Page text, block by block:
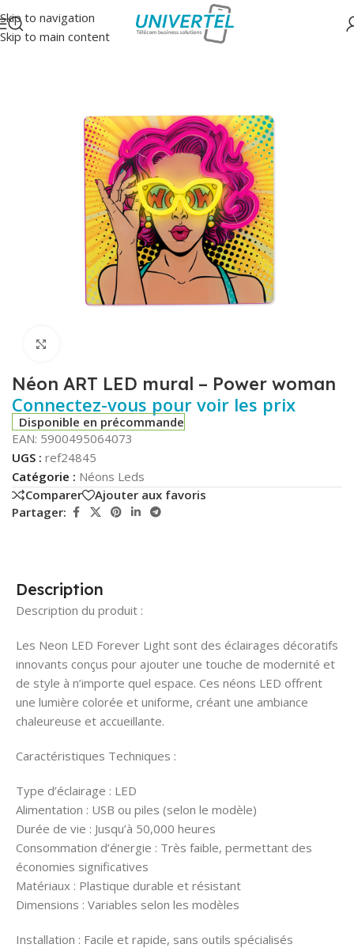
Skip to navigation
Skip to main content
Accueil/Néons Leds
Néon ART LED mural – Power woman
Connectez-vous pour voir les prix
Disponible en précommande
EAN: 5900495064073
UGS : ref24845
Catégorie : Néons Leds
Comparer
Ajouter aux favoris
Partager:
Description
Description du produit :
Les Neon LED Forever Light sont des éclairages décoratifs
innovants conçus pour ajouter une touche de modernité et
de style à n’importe quel espace. Ces néons LED offrent
une lumière colorée et uniforme, créant une ambiance
chaleureuse et accueillante.
Caractéristiques Techniques :
Type d’éclairage : LED
Alimentation : USB ou piles (selon le modèle)
Durée de vie : Jusqu’à 50,000 heures
Consommation d’énergie : Très faible, permettant des
économies significatives
Matériaux : Plastique durable et résistant
Dimensions : Variables selon les modèles
Installation : Facile et rapide, sans outils spécialisés